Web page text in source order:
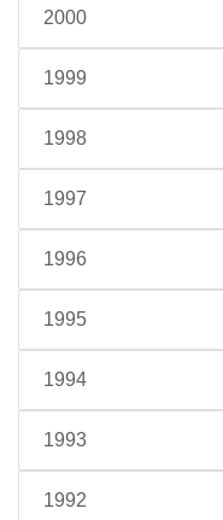
2000
1999
1998
1997
1996
1995
1994
1993
1992